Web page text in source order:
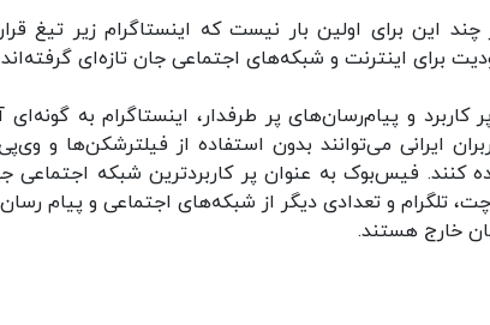
این برای اولین بار نیست که اینستاگرام زیر تیغ
برای اینترنت و شبکه‌های اجتماعی جان تازه‌ای
و پیام‌رسان‌های پر طرفدار، اینستاگرام به
ایرانی می‌توانند بدون استفاده از فیلترشکن‌ها و
تلگرام و تعدادی دیگر از شبکه‌های اجتماعی و پیام
خارج هستند.